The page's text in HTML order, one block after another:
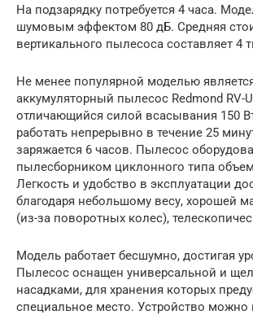
На подзарядку потребуется 4 часа.
шумовым эффектом 80 дБ. Средняя
вертикального пылесоса составляет 4
Не менее популярной моделью
аккумуляторный пылесос Redmond RV-
отличающийся силой всасывания 150
работать непрерывно в течение 25
заряжается 6 часов. Пылесос
пылесборником циклонного типа
Легкость и удобство в эксплуатации
благодаря небольшому весу, хорошей
(из-за поворотных колес),
Модель работает бесшумно, достигая
Пылесос оснащен универсальной и
насадками, для хранения которых
специальное место. Устройство можно